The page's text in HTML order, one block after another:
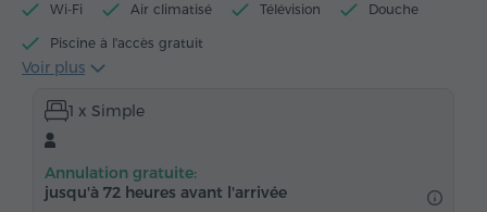
Wi-Fi Air climatisé Télévision Douche
Piscine à l'accès gratuit
Centre de fitness à l'accès gratuit
Accès gratuit au billard
Serviettes
Chauffage Armoire
Voir plus
1 x Simple
Annulation gratuite:
jusqu'à 72 heures avant l'arrivée